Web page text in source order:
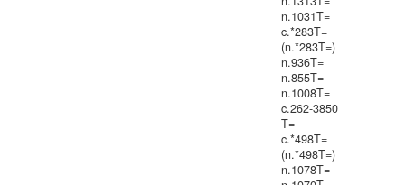
n.1031T=
c.*283T=
(n.*283T=)
n.936T=
n.855T=
n.1008T=
c.262-3850
T=
c.*498T=
(n.*498T=)
n.1078T=